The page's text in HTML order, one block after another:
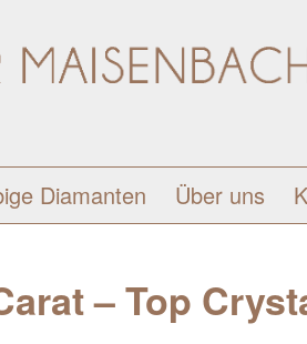
Diamanten Über uns
– Top